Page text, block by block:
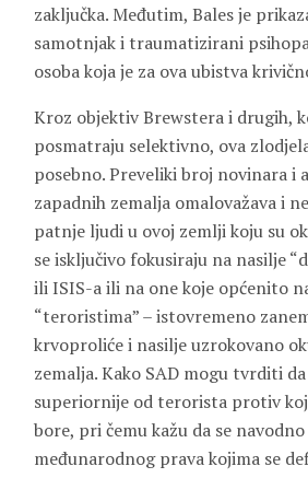
zaključka. Međutim, Bales je
samotnjak i traumatizirani
osoba koja je za ova ubistva
Kroz objektiv Brewstera i drugih,
posmatraju selektivno, ova
posebno. Preveliki broj novinara i
zapadnih zemalja omalovažava i
patnje ljudi u ovoj zemlji koju su
se isključivo fokusiraju na nasilje
ili ISIS-a ili na one koje općenito
“teroristima” – istovremeno
krvoproliće i nasilje uzrokovano
zemalja. Kako SAD mogu tvrditi
superiornije od terorista protiv
bore, pri čemu kažu da se
međunarodnog prava kojima se